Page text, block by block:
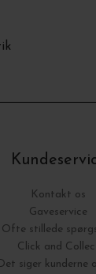
Kontakt os
Gaveservice
Ofte stillede
Click and
Det siger kunderne